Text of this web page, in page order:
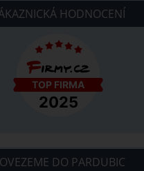
HODNOCENÍ
DO PARDUBIC